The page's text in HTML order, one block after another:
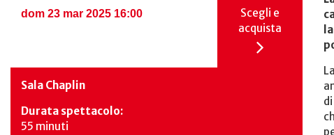
dom 23 mar 2025 16:00
Scegli e
acquista
Sala Chaplin
Durata spettacolo:
55 minuti